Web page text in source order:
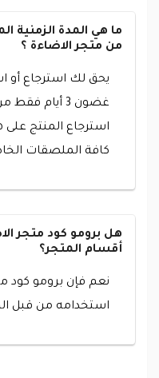
ما هي المدة الزمنية
من متجر الاضاءة ؟
يحق لك استرجاع أو
غضون 3 أيام
استرجاع المنتج
كافة الملصقات
هل برومو كود متجر
أقسام المتجر؟
نعم فإن برومو كود
استخدامه من قبل